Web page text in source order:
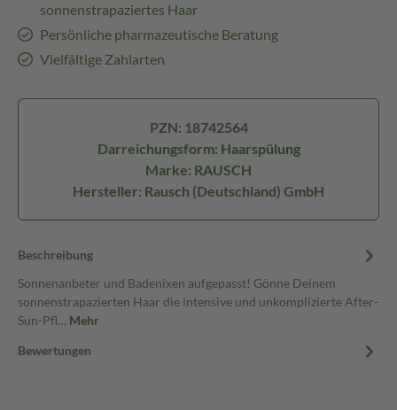
sonnenstrapaziertes Haar
Persönliche pharmazeutische Beratung
Vielfältige Zahlarten
PZN: 18742564
Darreichungsform: Haarspülung
Marke: RAUSCH
Hersteller: Rausch (Deutschland) GmbH
Beschreibung
Sonnenanbeter und Badenixen aufgepasst! Gönne Deinem
sonnenstrapazierten Haar die intensive und unkomplizierte After-
Sun-Pfl… Mehr
Bewertungen